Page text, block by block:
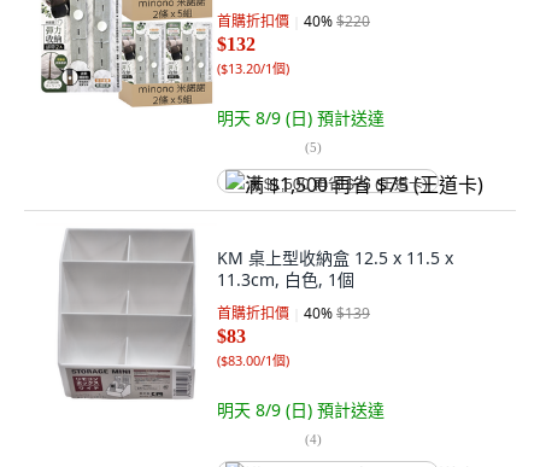
首購折扣價 40%$220
$132
($13.20/1個)
明天 8/9 (日) 預計送達
(5)
满 $1,500 再省 $75 (王道卡)
KM 桌上型收納盒 12.5 x 11.5 x
11.3cm, 白色, 1個
首購折扣價 40%$139
$83
($83.00/1個)
明天 8/9 (日) 預計送達
(4)